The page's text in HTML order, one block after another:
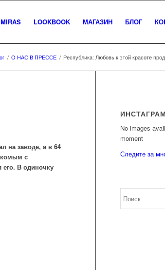
MIRAS LOOKBOOK МАГАЗИН БЛОГ
/ О НАС В ПРЕССЕ / Республика: Любовь к этой красоте
на заводе, а в 64
с
В одиночку
ИНСТАГРАМ
No images
moment
Следите за